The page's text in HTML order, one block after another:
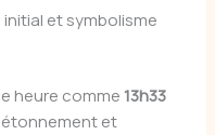
initial et symbolisme
heure comme 13h33
et